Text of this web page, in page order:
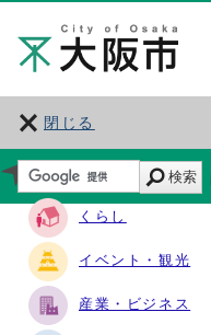
閉じる
サイト・ナビ
くらし
イベント・観光
産業・ビジネス
検索